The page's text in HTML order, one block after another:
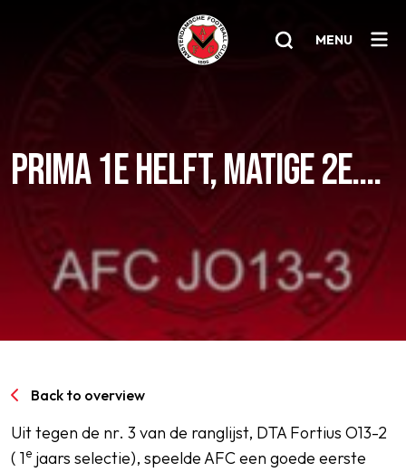
MENU
AFC 1
Jeugd
Senioren
Clubinfo
Sponsoring
PRIMA 1E HELFT, MATIGE 2E….
Back to overview
Uit tegen de nr. 3 van de ranglijst, DTA Fortius O13-2
( 1e jaars selectie), speelde AFC een goede eerste